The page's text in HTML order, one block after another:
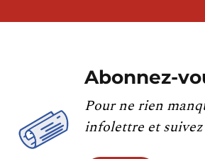
Abonnez-
Pour ne rien
infolettre et